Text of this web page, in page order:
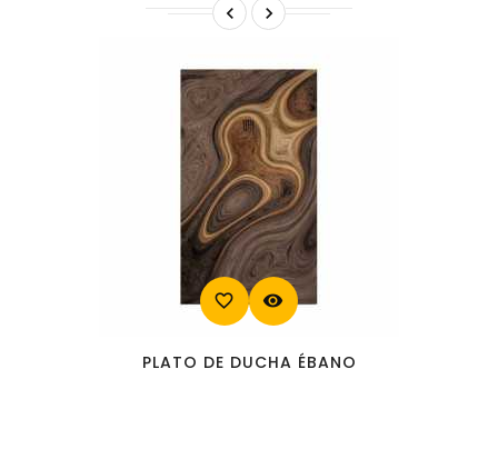
 
favorite_border visibility
PLATO DE DUCHA ÉBANO